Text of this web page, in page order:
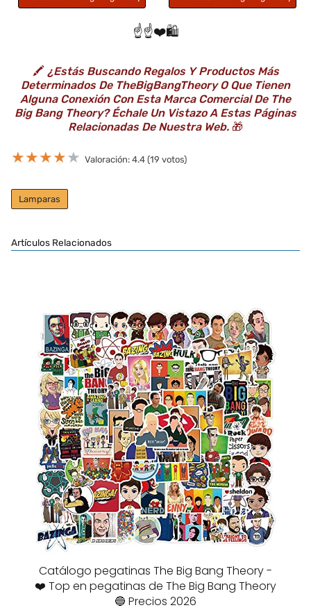
☝️☝️❤️🛍️
🖍️ ¿Estás Buscando Regalos Y Productos Más
Determinados De TheBigBangTheory O Que Tienen
Alguna Conexión Con Esta Marca Comercial De The
Big Bang Theory? Échale Un Vistazo A Estas Páginas
Relacionadas De Nuestra Web. 🎁
★★★★★ Valoración: 4.4 (19 votos)
Lamparas
Artículos Relacionados
Catálogo pegatinas The Big Bang Theory -
❤️ Top en pegatinas de The Big Bang Theory
🔵 Precios 2026